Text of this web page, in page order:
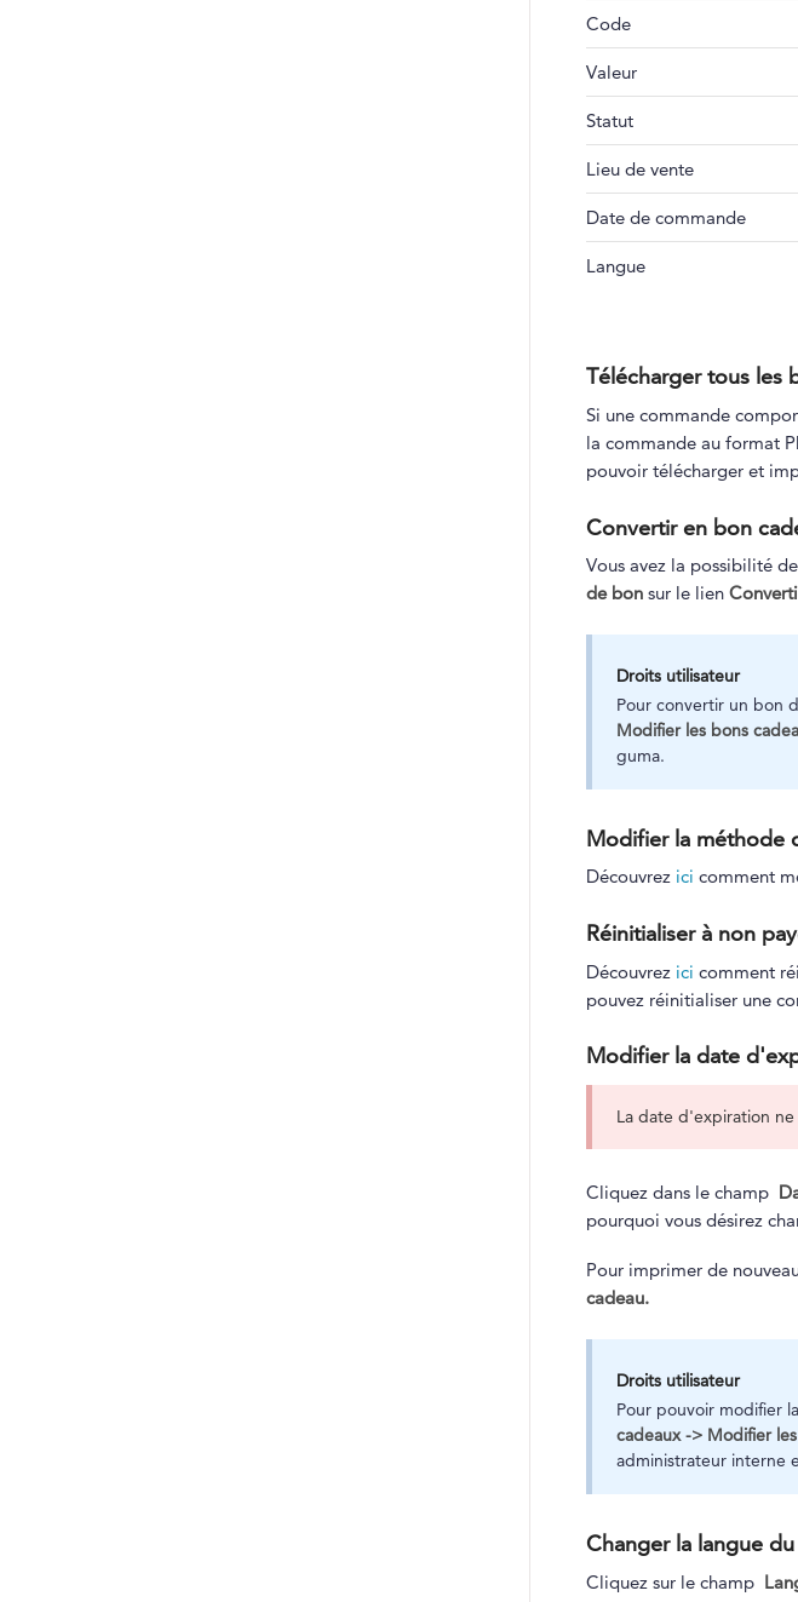
Code
Valeur
Statut
Lieu de vente
Date de commande
Langue
Télécharger tous les
Si une commande
la commande au format
pouvoir télécharger et
Convertir en bon
Vous avez la possibilité
de bonsur le lien
Droits utilisateur
Pour convertir un bon
Modifier les bons
guma.
Modifier la méthode
Découvrez ici comment
Réinitialiser à non
Découvrez ici comment
pouvez réinitialiser une
Modifier la date
La date d'expiration
Cliquez dans le champ
pourquoi vous désirez
Pour imprimer de
cadeau.
Droits utilisateur
Pour pouvoir modifier
cadeaux -> Modifier
administrateur interne
Changer la langue
Cliquez sur le champ